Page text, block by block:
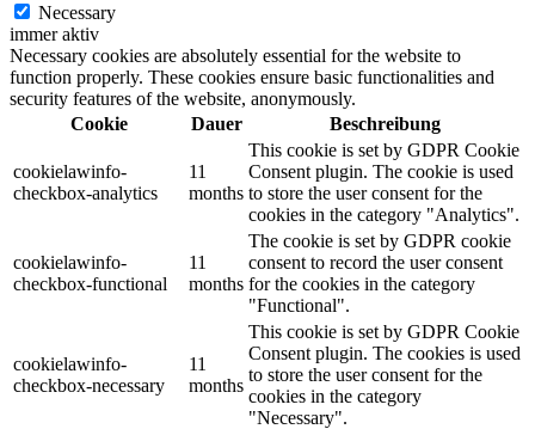
Necessary
immer aktiv
Necessary cookies are absolutely essential for the website to
function properly. These cookies ensure basic functionalities and
security features of the website, anonymously.
Cookie
Dauer Beschreibung
cookielawinfo-
checkbox-analytics
11
months
This cookie is set by GDPR Cookie
Consent plugin. The cookie is used
to store the user consent for the
cookies in the category "Analytics".
cookielawinfo-
checkbox-functional
11
months
The cookie is set by GDPR cookie
consent to record the user consent
for the cookies in the category
"Functional".
cookielawinfo-
checkbox-necessary
11
months
This cookie is set by GDPR Cookie
Consent plugin. The cookies is used
to store the user consent for the
cookies in the category
"Necessary".